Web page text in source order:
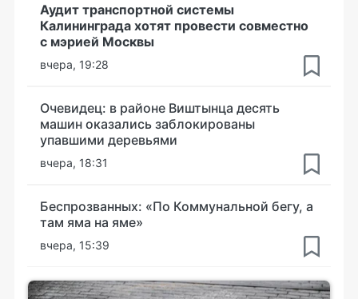
Аудит транспортной системы
Калининграда хотят провести совместно
с мэрией Москвы
вчера, 19:28
Очевидец: в районе Виштынца десять
машин оказались заблокированы
упавшими деревьями
вчера, 18:31
Беспрозванных: «По Коммунальной бегу, а
там яма на яме»
вчера, 15:39